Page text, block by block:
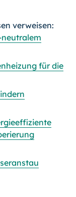
verweisen:
für die